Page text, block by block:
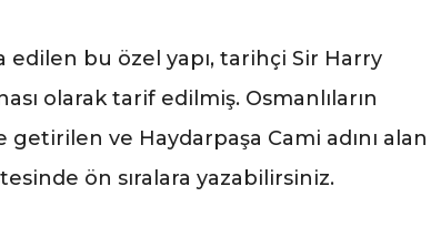
edilen bu özel yapı, tarihçi Sir Harry
olarak tarif edilmiş. Osmanlıların
ve Haydarpaşa Cami adını alan
ön sıralara yazabilirsiniz.